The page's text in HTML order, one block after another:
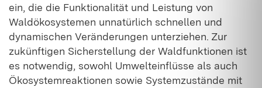
ein, die die Funktionalität und Leistung von
Waldökosystemen unnatürlich schnellen und
dynamischen Veränderungen unterziehen. Zur
zukünftigen Sicherstellung der Waldfunktionen ist
es notwendig, sowohl Umwelteinflüsse als auch
Ökosystemreaktionen sowie Systemzustände mit